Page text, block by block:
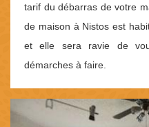
tarif du débarras de votre
de maison à Nistos est
et elle sera ravie de
démarches à faire.